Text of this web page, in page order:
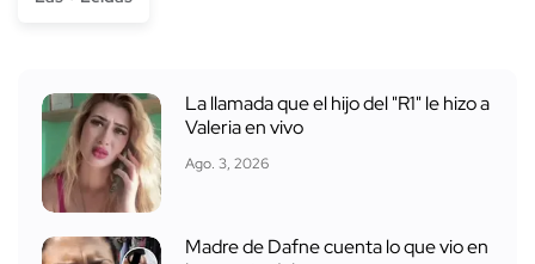
La llamada que el hijo del "R1" le hizo a
Valeria en vivo
Ago. 3, 2026
Madre de Dafne cuenta lo que vio en